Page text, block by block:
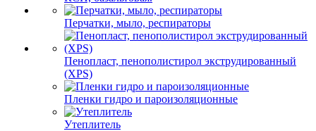
Перчатки, мыло, респираторы
Пенопласт, пенополистирол экструдированный
(XPS)
Пленки гидро и пароизоляционные
Утеплитель